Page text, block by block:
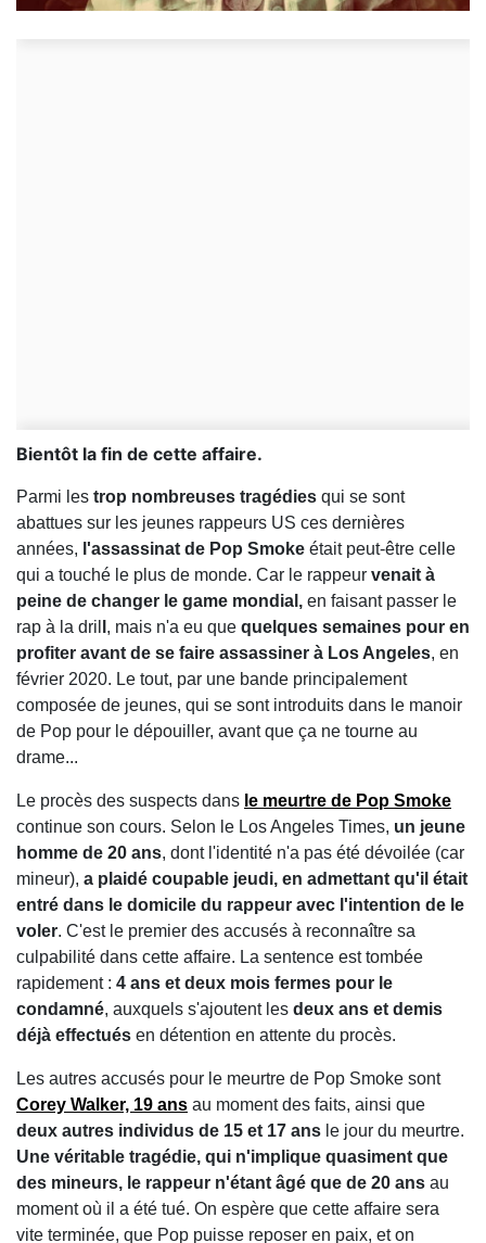
Bientôt la fin de cette affaire.
Parmi les trop nombreuses tragédies qui se sont
abattues sur les jeunes rappeurs US ces dernières
années, l'assassinat de Pop Smoke était peut-être celle
qui a touché le plus de monde. Car le rappeur venait à
peine de changer le game mondial, en faisant passer le
rap à la dril , mais n'a eu que quelques semaines pour en
profiter avant de se faire assassiner à Los Angeles, en
février 2020. Le tout, par une bande principalement
composée de jeunes, qui se sont introduits dans le manoir
de Pop pour le dépouiller, avant que ça ne tourne au
drame...
Le procès des suspects dans le meurtre de Pop Smoke
continue son cours. Selon le Los Angeles Times, un jeune
homme de 20 ans, dont l'identité n'a pas été dévoilée (car
mineur), a plaidé coupable jeudi, en admettant qu'il était
entré dans le domicile du rappeur avec l'intention de le
voler. C'est le premier des accusés à reconnaître sa
culpabilité dans cette affaire. La sentence est tombée
rapidement : 4 ans et deux mois fermes pour le
condamné, auxquels s'ajoutent les deux ans et demis
déjà effectués en détention en attente du procès.
Les autres accusés pour le meurtre de Pop Smoke sont
Corey Walker, 19 ans au moment des faits, ainsi que
deux autres individus de 15 et 17 ans le jour du meurtre.
Une véritable tragédie, qui n'implique quasiment que
des mineurs, le rappeur n'étant âgé que de 20 ans au
moment où il a été tué. On espère que cette affaire sera
vite terminée, que Pop puisse reposer en paix, et on